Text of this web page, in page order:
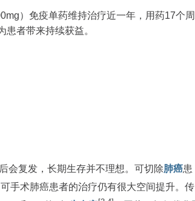
）免疫单药维持治疗近一年，用药17个周
者带来持续获益。
会复发，长期生存并不理想。可切除肺癌患
可手术肺癌患者的治疗仍有很大空间提升。传